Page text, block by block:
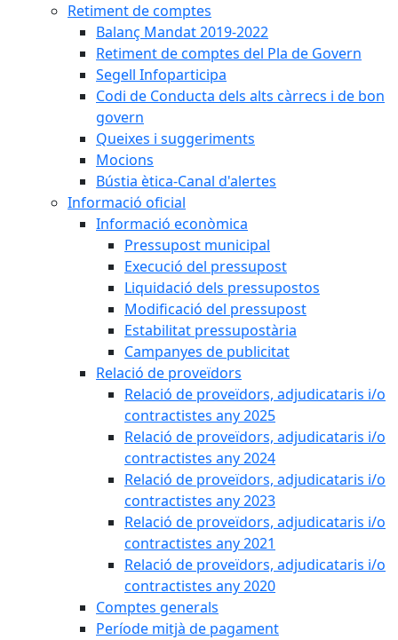
Retiment de comptes
Balanç Mandat 2019-2022
Retiment de comptes del Pla de Govern
Segell Infoparticipa
Codi de Conducta dels alts càrrecs i de bon
govern
Queixes i suggeriments
Mocions
Bústia ètica-Canal d'alertes
Informació oficial
Informació econòmica
Pressupost municipal
Execució del pressupost
Liquidació dels pressupostos
Modificació del pressupost
Estabilitat pressupostària
Campanyes de publicitat
Relació de proveïdors
Relació de proveïdors, adjudicataris i/o
contractistes any 2025
Relació de proveïdors, adjudicataris i/o
contractistes any 2024
Relació de proveïdors, adjudicataris i/o
contractistes any 2023
Relació de proveïdors, adjudicataris i/o
contractistes any 2021
Relació de proveïdors, adjudicataris i/o
contractistes any 2020
Comptes generals
Període mitjà de pagament